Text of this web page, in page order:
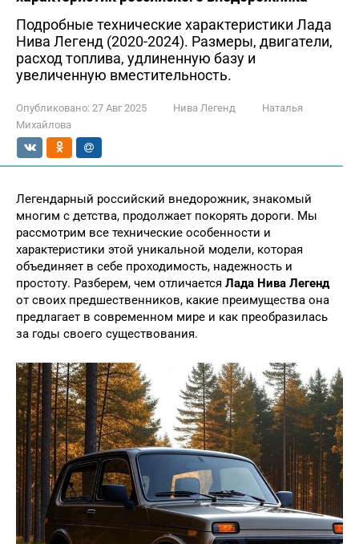
Подробные технические характеристики Лада
Нива Легенд (2020-2024). Размеры, двигатели,
расход топлива, удлиненную базу и
увеличенную вместительность.
Опубликовано: 27 Авг 2025 Нива Легенд
Наталья
Михайлова
Легендарный российский внедорожник, знакомый
многим с детства, продолжает покорять дороги. Мы
рассмотрим все технические особенности и
характеристики этой уникальной модели, которая
объединяет в себе проходимость, надежность и
простоту. Разберем, чем отличается Лада Нива Легенд
от своих предшественников, какие преимущества она
предлагает в современном мире и как преобразилась
за годы своего существования.